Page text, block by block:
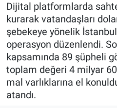
Dijital platformlarda
kurarak vatandaşları
şebekeye yönelik
operasyon düzenlendi.
kapsamında 89 şüpheli
toplam değeri 4 milyar
mal varlıklarına el
atandı.
ÖZEL HABER
Keşfet
ASTROLOJİ
MANŞET